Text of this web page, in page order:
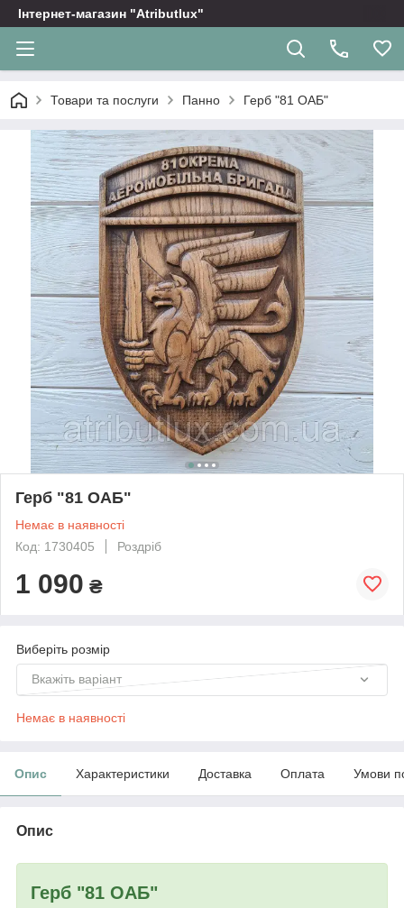
Інтернет-магазин "Atributlux"
Товари та послуги Панно Герб "81 ОАБ"
Герб "81 ОАБ"
Немає в наявності
Код: 1730405
Роздріб
1 090 ₴
Виберіть розмір
Вкажіть варіант
Немає в наявності
Опис Характеристики Доставка Оплата Умови
Опис
Герб "81 ОАБ"